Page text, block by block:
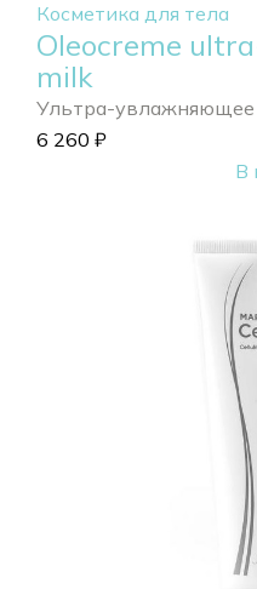
Косметика для тела
Oleocreme
milk
Ультра-увлажняющее
6 260 ₽
В